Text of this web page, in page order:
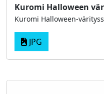
Kuromi Halloween
Kuromi Halloween-
JPG